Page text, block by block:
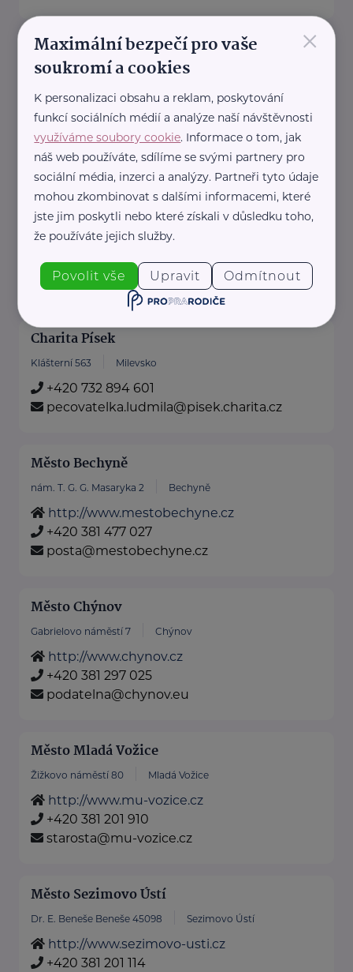
HARTMANN – RICO a.s.
Masarykovo nám. 77 Veverská Bítýška
HARTMANN je odborník na
zdravotnické pomůcky a
hygienická řešení s dlouholetou
Zaměřuje se na péči ...
https://hartmanndirect.com/cs-cz
+420 800 100 150
info@hartmanndirect.cz
Charita Písek
Klášterní 563 Milevsko
+420 732 894 601
pecovatelka.ludmila@pisek.charita.cz
Město Bechyně
nám. T. G. G. Masaryka 2 Bechyně
http://www.mestobechyne.cz
+420 381 477 027
posta@mestobechyne.cz
Město Chýnov
Gabrielovo náměstí 7 Chýnov
http://www.chynov.cz
+420 381 297 025
podatelna@chynov.eu
Město Mladá Vožice
Žižkovo náměstí 80 Mladá Vožice
http://www.mu-vozice.cz
+420 381 201 910
starosta@mu-vozice.cz
Město Sezimovo Ústí
Dr. E. Beneše Beneše 45098 Sezimovo Ústí
http://www.sezimovo-usti.cz
+420 381 201 114
×
Maximální bezpečí pro vaše
soukromí a cookies
K personalizaci obsahu a reklam, poskytování
funkcí sociálních médií a analýze naší návštěvnosti
využíváme soubory cookie. Informace o tom, jak
náš web používáte, sdílíme se svými partnery pro
sociální média, inzerci a analýzy. Partneři tyto údaje
mohou zkombinovat s dalšími informacemi, které
jste jim poskytli nebo které získali v důsledku toho,
že používáte jejich služby.
Povolit vše Upravit Odmítnout